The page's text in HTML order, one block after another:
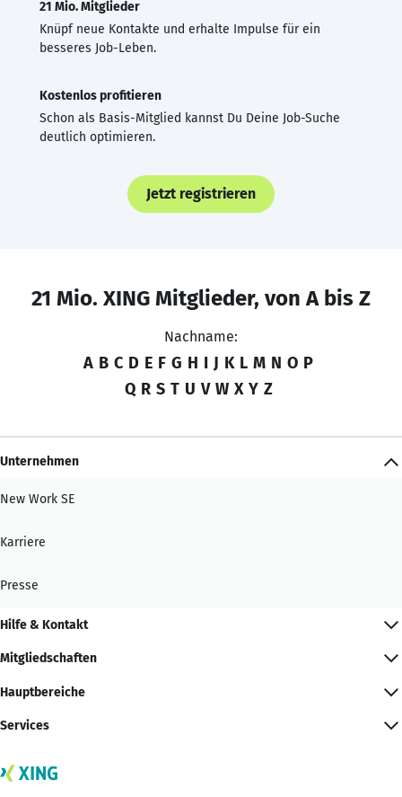
21 Mio. Mitglieder
Knüpf neue Kontakte und erhalte Impulse für ein
besseres Job-Leben.
Kostenlos profitieren
Schon als Basis-Mitglied kannst Du Deine Job-Suche
deutlich optimieren.
Jetzt registrieren
21 Mio. XING Mitglieder, von A bis Z
Nachname:
A B C D E F G H I J K L M N O P
Q R S T U V W X Y Z
Unternehmen
New Work SE
Karriere
Presse
Hilfe & Kontakt
Mitgliedschaften
Hauptbereiche
Services